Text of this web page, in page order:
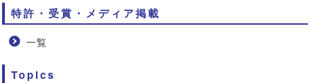
特許・受賞・メディア掲載
一覧
Topics